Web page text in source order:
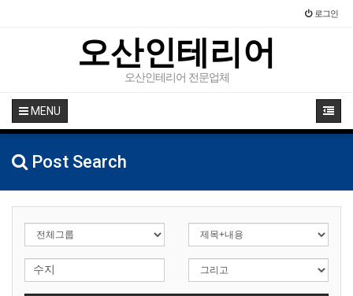
로그인
오산인테리어
오산인테리어 전문업체
MENU
Post Search